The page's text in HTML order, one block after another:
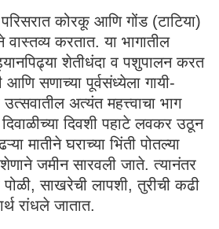
परिसरात कोरकू आणि गोंड (टाटिया)
करतात. या भागातील
शेतीधंदा व पशुपालन करत
सणाच्या पूर्वसंध्येला गायी-
उत्सवातील अत्यंत महत्त्वाचा भाग
दिवशी पहाटे लवकर उठून
मातीने घराच्या भिंती पोतल्या
जमीन सारवली जाते. त्यानंतर
पोळी, साखरेची लापशी, तुरीची कढी
रांधले जातात.